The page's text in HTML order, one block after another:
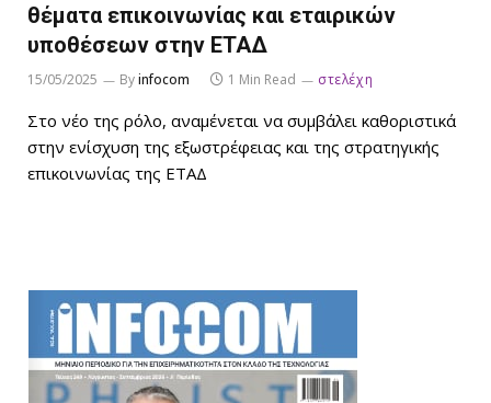
θέματα επικοινωνίας και εταιρικών
υποθέσεων στην ΕΤΑΔ
15/05/2025 Byinfocom 1 Min Read στελέχη
Στο νέο της ρόλο, αναμένεται να συμβάλει καθοριστικά
στην ενίσχυση της εξωστρέφειας και της στρατηγικής
επικοινωνίας της ΕΤΑΔ